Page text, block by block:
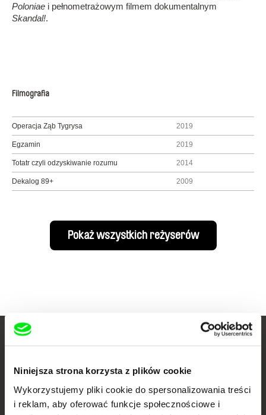
Niniejsza strona korzysta z plików cookie
Wykorzystujemy pliki cookie do spersonalizowania treści
i reklam, aby oferować funkcje społecznościowe i
Poloniae i pełnometrażowym filmem dokumentalnym
Skandal!.
Filmografia
Operacja Ząb Tygrysa 2019
Egzamin 2019
Totatr czyli odzyskiwanie rozumu 2014
Dekalog 89+ 2009
Pokaż wszystkich reżyserów
Twoje kino
dokumentalne online
Nowe festiwalowe filmy